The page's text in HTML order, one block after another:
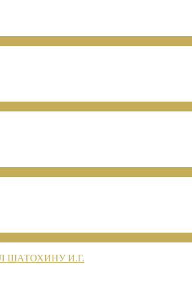
ШАТОХИНУ И.Г.